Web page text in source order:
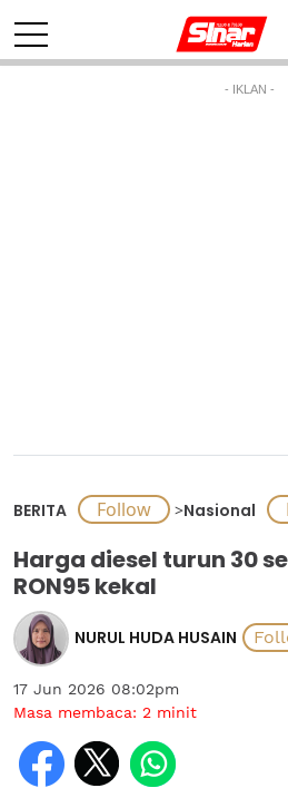
- IKLAN -
BERITA >Nasional
Harga diesel turun 30
RON95 kekal
NURUL HUDA HUSAIN
17 Jun 2026 08:02pm
Masa membaca: 2 minit